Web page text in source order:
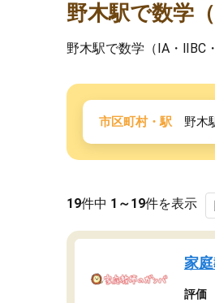
野木駅で数学
野木駅で数学（ⅠA・
市区町村・駅 野木
19件中 1～19件を表示
家
評価